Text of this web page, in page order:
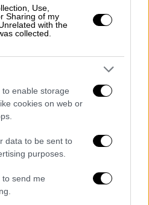
Use,
Sharing of my
with the
collected.
enable storage
cookies on web or
data to be sent to
purposes.
to send me